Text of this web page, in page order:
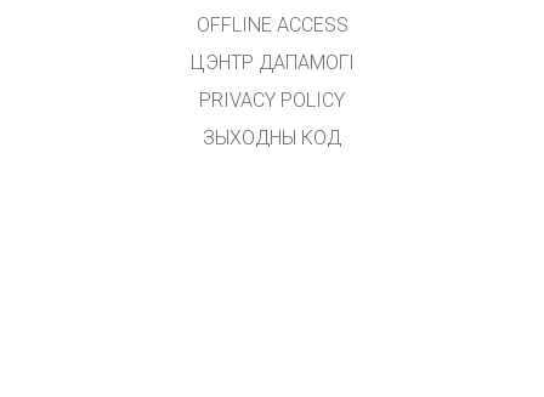
OFFLINE ACCESS
ЦЭНТР ДАПАМОГІ
PRIVACY POLICY
ЗЫХОДНЫ КОД